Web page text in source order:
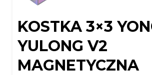
KOSTKA 3×3
YULONG V2
MAGNETYCZNA